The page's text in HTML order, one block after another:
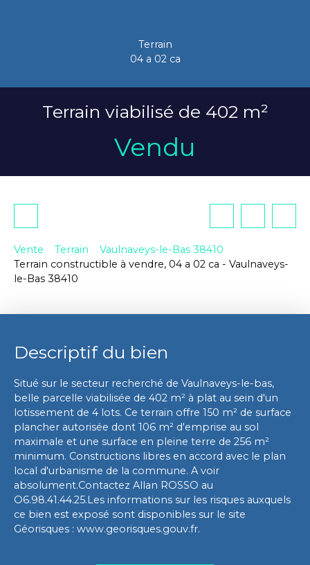
Terrain
04 a 02 ca
Terrain viabilisé de 402 m²
Vendu
Vente Terrain
Vaulnaveys-le-Bas 38410
Terrain constructible à vendre, 04 a 02 ca - Vaulnaveys-
le-Bas 38410
Descriptif du bien
Situé sur le secteur recherché de Vaulnaveys-le-bas,
belle parcelle viabilisée de 402 m² à plat au sein d'un
lotissement de 4 lots. Ce terrain offre 150 m² de surface
plancher autorisée dont 106 m² d'emprise au sol
maximale et une surface en pleine terre de 256 m²
minimum. Constructions libres en accord avec le plan
local d'urbanisme de la commune. A voir
absolument.Contactez Allan ROSSO au
O6.98.41.44.25.Les informations sur les risques auxquels
ce bien est exposé sont disponibles sur le site
Géorisques : www.georisques.gouv.fr.